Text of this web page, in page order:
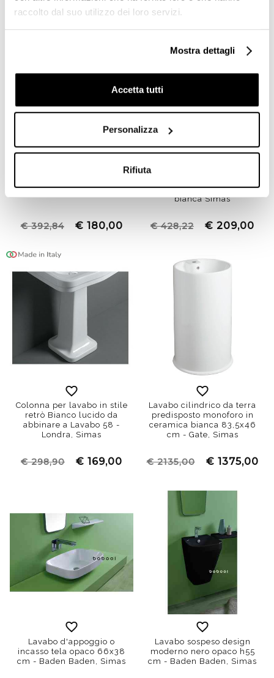
raccolto dal suo utilizzo dei loro servizi.
Mostra dettagli
Accetta tutti
Personalizza
Rifiuta
Nuovo arrivo
Lavabo tondo da appoggio
COL002 di Artceram
€ 392,84 € 180,00
-51%
England in ceramica
bianca Simas
€ 428,22 € 209,00
Colonna per lavabo in stile
retrò Bianco lucido da
abbinare a Lavabo 58 -
Londra, Simas
€ 298,90 € 169,00
Lavabo cilindrico da terra
predisposto monoforo in
ceramica bianca 83,5x46
cm - Gate, Simas
€ 2135,00 € 1375,00
Lavabo d'appoggio o
incasso tela opaco 66x38
cm - Baden Baden, Simas
Lavabo sospeso design
moderno nero opaco h55
cm - Baden Baden, Simas